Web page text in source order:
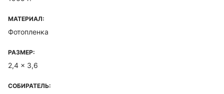
МАТЕРИАЛ:
Фотопленка
РАЗМЕР:
2,4 x 3,6
СОБИРАТЕЛЬ: